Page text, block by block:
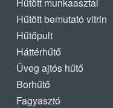
Hűtött bemutató vitrin
Hűtőpult
Háttérhűtő
Üveg ajtós hűtő
Borhűtő
Fagyasztó